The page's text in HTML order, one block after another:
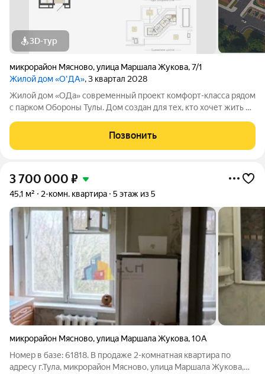
3D-тур
микрорайон Мясново,улица Маршала Жукова,7/1
Жилой дом «О'ДА», 3 квартал 2028
Жилой дом «ОДа» современный проект комфорт-класса рядом
с парком Обороны Тулы. Дом создан для тех, кто хочет жить в
преимущество Дом
Позвонить
3 700 000 ₽
45,1 м² 2-комн. квартира 5 этаж из 5
микрорайон Мясново,улица Маршала Жукова,10А
Номер в базе: 61818. В продаже 2-комнатная квартира по
адресу г.Тула, микрорайон Мясново, улица Маршала Жукова,